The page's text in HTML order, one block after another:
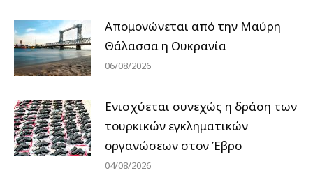
Απομονώνεται από την Μαύρη
Θάλασσα η Ουκρανία
06/08/2026
Ενισχύεται συνεχώς η δράση των
τουρκικών εγκληματικών
οργανώσεων στον Έβρο
04/08/2026